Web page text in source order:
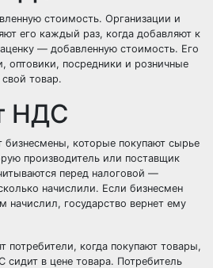
стоимость. Организации и
его каждый раз, когда добавляют к
— добавленную стоимость. Его
оптовики, посредники и розничные
товар.
НДС
бизнесмены, которые покупают сырье
производитель или поставщик
перед налоговой —
начислили. Если бизнесмен
начислил, государство вернет ему
потребители, когда покупают товары,
в цене товара. Потребитель